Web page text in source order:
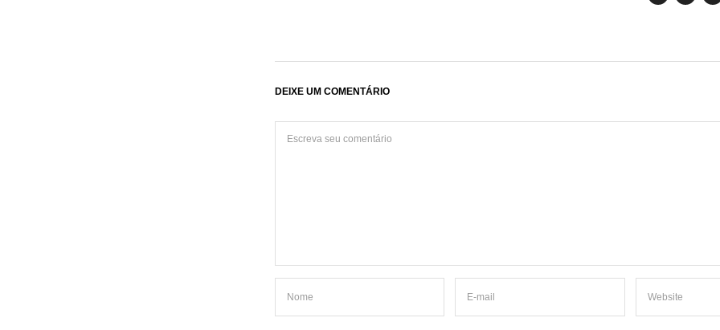
DEIXE UM COMENTÁRIO